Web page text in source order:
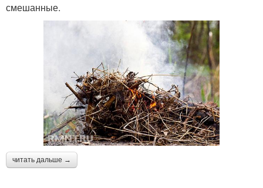
смешанные.
читать дальше →